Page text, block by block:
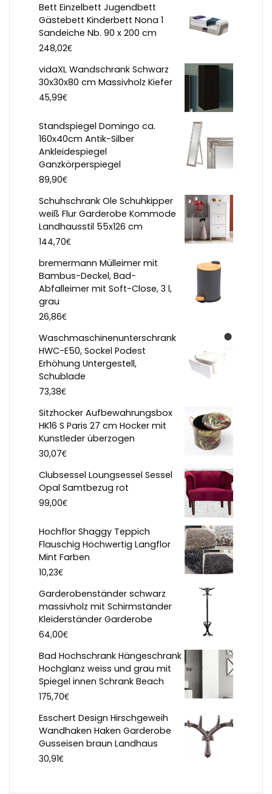
Bett Einzelbett Jugendbett
Gästebett Kinderbett Nona 1
Sandeiche Nb. 90 x 200 cm
248,02€
vidaXL Wandschrank Schwarz
30x30x80 cm Massivholz Kiefer
45,99€
Standspiegel Domingo ca.
160x40cm Antik-Silber
Ankleidespiegel
Ganzkörperspiegel
89,90€
Schuhschrank Ole Schuhkipper
weiß Flur Garderobe Kommode
Landhausstil 55x126 cm
144,70€
bremermann Mülleimer mit
Bambus-Deckel, Bad-
Abfalleimer mit Soft-Close, 3 l,
grau
26,86€
Waschmaschinenunterschrank
HWC-E50, Sockel Podest
Erhöhung Untergestell,
Schublade
73,38€
Sitzhocker Aufbewahrungsbox
HK16 S Paris 27 cm Hocker mit
Kunstleder überzogen
30,07€
Clubsessel Loungsessel Sessel
Opal Samtbezug rot
99,00€
Hochflor Shaggy Teppich
Flauschig Hochwertig Langflor
Mint Farben
10,23€
Garderobenständer schwarz
massivholz mit Schirmständer
Kleiderständer Garderobe
64,00€
Bad Hochschrank Hängeschrank
Hochglanz weiss und grau mit
Spiegel innen Schrank Beach
175,70€
Esschert Design Hirschgeweih
Wandhaken Haken Garderobe
Gusseisen braun Landhaus
30,91€